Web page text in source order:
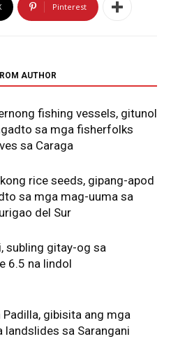
Pinterest
AUTHOR
fishing vessels, gitunol
sa mga fisherfolks
sa Caraga
rice seeds, gipang-apod
sa mga mag-uuma sa
del Sur
subling gitay-og sa
6.5 na lindol
Padilla, gibisita ang mga
landslides sa Sarangani